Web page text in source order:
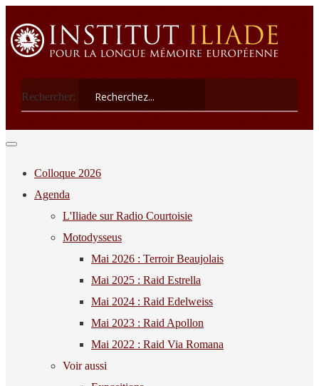
Rechercher:
Colloque 2026
Agenda
L'Iliade sur Radio Courtoisie
Motodysseus
Mai 2026 : Terroir Beaujolais
Mai 2025 : Raid Estrella
Mai 2024 : Raid Edelweiss
Mai 2023 : Raid Apollon
Mai 2022 : Raid Via Romana
Voir aussi